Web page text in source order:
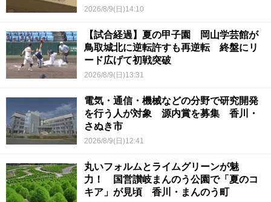
2026/8/9(日)14:10
【試合経過】夏の甲子園 岡山学芸館が
鳥取城北に逆転許すも再逆転 終盤にリ
ード広げて初戦突破
2026/8/9(日)13:31
電気・通信・機械などの分野で研究開発
を行う人が対象 源内賞を募集 香川・
さぬき市
2026/8/9(日)12:41
丸いフォルムとライムグリーンが魅
力！ 国営讃岐まんのう公園で「夏のコ
キア」が見頃 香川・まんのう町